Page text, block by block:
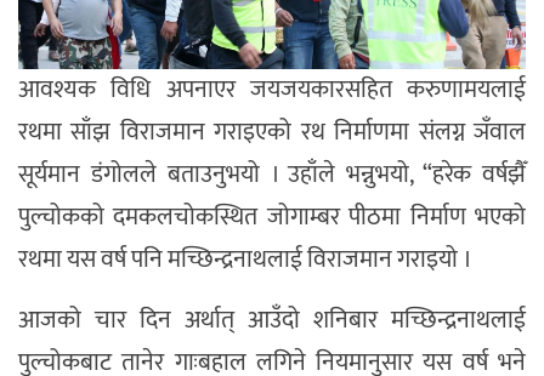
आवश्यक विधि अपनाएर जयजयकारसहित करुणामयलाई
रथमा साँझ विराजमान गराइएको रथ निर्माणमा संलग्न ञँवाल
सूर्यमान डंगोलले बताउनुभयो । उहाँले भन्नुभयो, “हरेक वर्षझैँ
पुल्चोकको दमकलचोकस्थित जोगाम्बर पीठमा निर्माण भएको
रथमा यस वर्ष पनि मच्छिन्द्रनाथलाई विराजमान गराइयो ।
आजको चार दिन अर्थात् आउँदो शनिबार मच्छिन्द्रनाथलाई
पुल्चोकबाट तानेर गाःबहाल लगिने नियमानुसार यस वर्ष भने